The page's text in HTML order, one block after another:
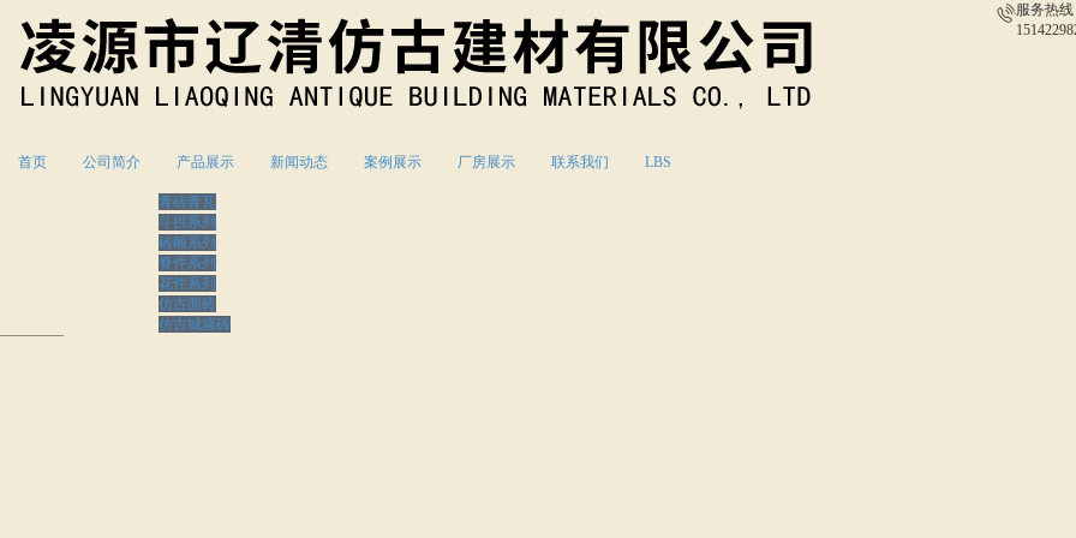
服务热线
首页 公司简介 产品展示
青砖青瓦
斗拱系列
砖雕系列
脊件系列
花件系列
仿古面砖
仿古城墙砖
新闻动态 案例展示 厂房展示 联系我们 LBS